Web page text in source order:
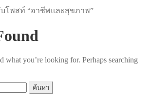
โพสท์ “อาชีพและสุขภาพ”
what you’re looking for. Perhaps searching